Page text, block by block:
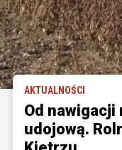
AKTUALNOŚCI
Od nawigacji
udojową.